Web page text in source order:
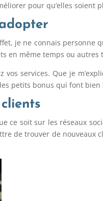
pour qu’elles soient
je ne connais personne
en même temps ou autres
vos services. Que je
petits bonus qui font bien
ce soit sur les réseaux
de trouver de nouveaux